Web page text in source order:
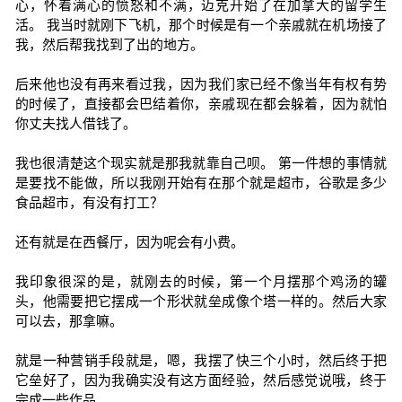
心，怀着满心的愤怒和不满，迈克开始了在加拿大的留学生
活。 我当时就刚下飞机，那个时候是有一个亲戚就在机场接了
我，然后帮我找到了出的地方。
后来他也没有再来看过我，因为我们家已经不像当年有权有势
的时候了，直接都会巴结着你，亲戚现在都会躲着，因为就怕
你丈夫找人借钱了。
我也很清楚这个现实就是那我就靠自己呗。 第一件想的事情就
是要找不能做，所以我刚开始有在那个就是超市，谷歌是多少
食品超市，有没有打工？
还有就是在西餐厅，因为呢会有小费。
我印象很深的是，就刚去的时候，第一个月摆那个鸡汤的罐
头，他需要把它摆成一个形状就垒成像个塔一样的。然后大家
可以去，那拿嘛。
就是一种营销手段就是，嗯，我摆了快三个小时，然后终于把
它垒好了，因为我确实没有这方面经验，然后感觉说哦，终于